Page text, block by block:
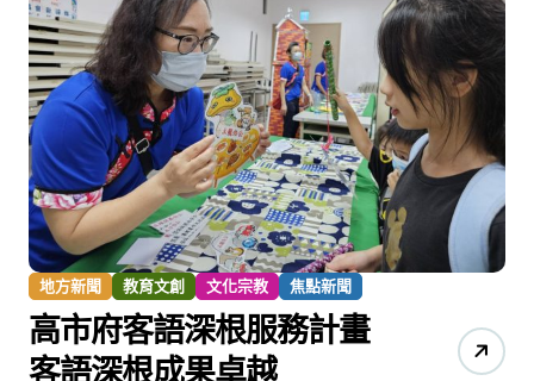
地方新聞 教育文創 文化宗教 焦點新聞
高市府客語深根服務計畫
客語深根成果卓越